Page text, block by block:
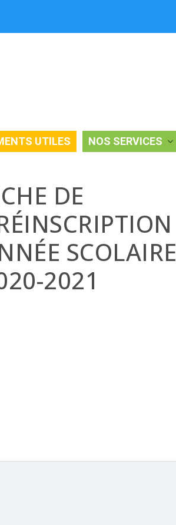
UTILES NOS SERVICES
2020-2021
DE
SCOLAIRE
2021